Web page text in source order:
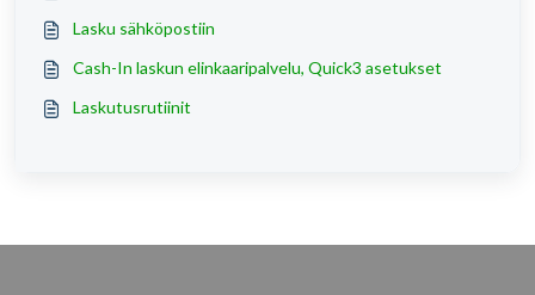
Lasku sähköpostiin
Cash-In laskun elinkaaripalvelu, Quick3 asetukset
Laskutusrutiinit